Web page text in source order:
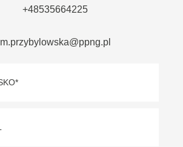
+48535664225
m.przybylowska@ppng.pl